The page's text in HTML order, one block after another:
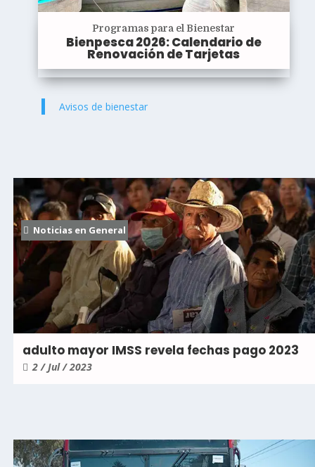
Programas para el Bienestar
Bienpesca 2026: Calendario de
Renovación de Tarjetas
Avisos de bienestar
Noticias en General
adulto mayor IMSS revela fechas pago 2023
2 / Jul / 2023